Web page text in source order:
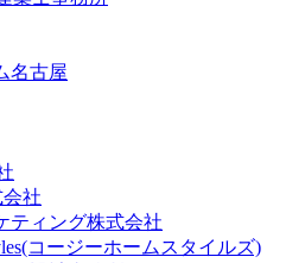
名古屋
社
ティング株式会社
コージーホームスタイルズ)